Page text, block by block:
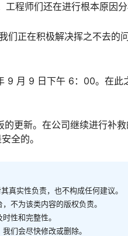
程师们还在进行根本原因分
正在积极解决挥之不去的
月 9 日下午 6：00。在此
更新。在公司继续进行补
全的。
真实性负责，也不构成任何建议。
不为该类内容的版权负责。
性和完整性。
们会尽快修改或删除。